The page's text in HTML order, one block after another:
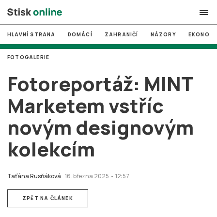
search
# MUNI
# Brno
# volby
login PŘIHLÁSIT SE
Zapomněli jste heslo?
HLAVNÍ STRANA DOMÁCÍ ZAHRANIČÍ NÁZORY
Fotoreportáž: MINT
Marketem vstříc
novým designovým
kolekcím
Taťána Rusňáková 16. března 2025 • 12:57
FOTOGALERIE
ZPĚT NA ČLÁNEK